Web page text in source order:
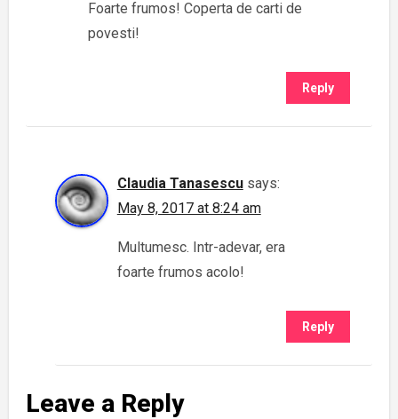
Foarte frumos! Coperta de carti de
povesti!
Reply
Claudia Tanasescu says:
May 8, 2017 at 8:24 am
Multumesc. Intr-adevar, era
foarte frumos acolo!
Reply
Leave a Reply